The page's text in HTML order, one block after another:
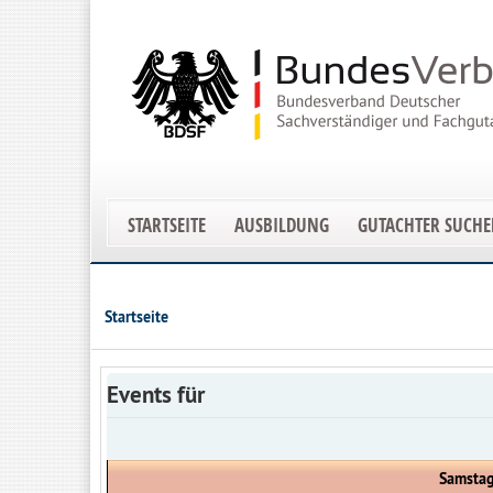
STARTSEITE AUSBILDUNG GUTACHTER
Startseite
Events für